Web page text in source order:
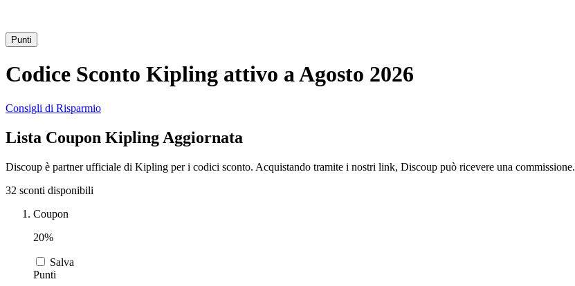
Punti
Codice Sconto Kipling attivo a Agosto 2026
Consigli di Risparmio
Lista Coupon Kipling Aggiornata
Discoup è partner ufficiale di Kipling per i codici sconto. Acquistando tramite i nostri link, Discoup può ricevere una commissione.
32 sconti disponibili
Coupon
20%
Salva
Punti